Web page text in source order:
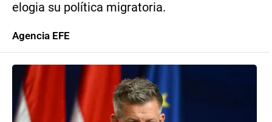
elogia su política migratoria.
Agencia EFE